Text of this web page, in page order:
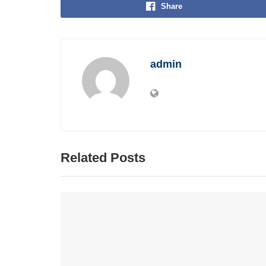
Share
admin
Related Posts